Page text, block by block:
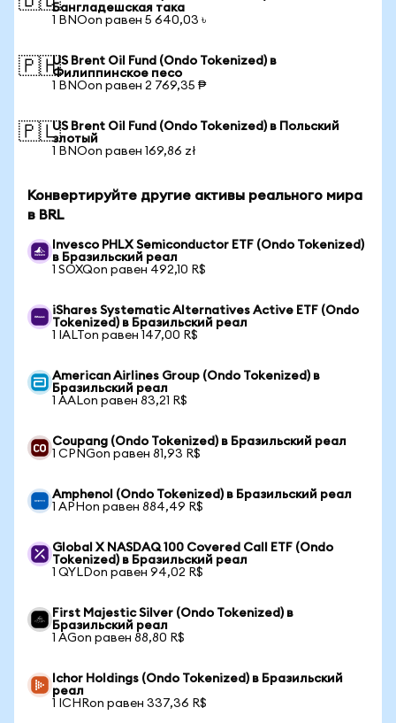
Бангладешская така
1 BNOon равен 5 640,03 ৳
🇵🇭US Brent Oil Fund (Ondo Tokenized) в
Филиппинское песо
1 BNOon равен 2 769,35 ₱
🇵🇱US Brent Oil Fund (Ondo Tokenized) в Польский
злотый
1 BNOon равен 169,86 zł
Конвертируйте другие активы реального мира
в BRL
Invesco PHLX Semiconductor ETF (Ondo Tokenized)
в Бразильский реал
1 SOXQon равен 492,10 R$
iShares Systematic Alternatives Active ETF (Ondo
Tokenized) в Бразильский реал
1 IALTon равен 147,00 R$
American Airlines Group (Ondo Tokenized) в
Бразильский реал
1 AALon равен 83,21 R$
Coupang (Ondo Tokenized) в Бразильский реал
1 CPNGon равен 81,93 R$
Amphenol (Ondo Tokenized) в Бразильский реал
1 APHon равен 884,49 R$
Global X NASDAQ 100 Covered Call ETF (Ondo
Tokenized) в Бразильский реал
1 QYLDon равен 94,02 R$
First Majestic Silver (Ondo Tokenized) в
Бразильский реал
1 AGon равен 88,80 R$
Ichor Holdings (Ondo Tokenized) в Бразильский
реал
1 ICHRon равен 337,36 R$